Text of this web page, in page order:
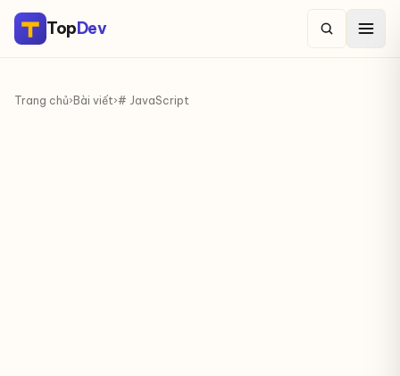
TopDev
Trang chủ› Bài viết›# JavaScript